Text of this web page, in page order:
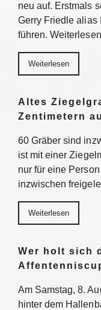
neu auf. Erstmals
Gerry Friedle alias
führen. Weiterlesen
Weiterlesen
Altes
Zentimetern
60 Gräber sind
ist mit einer
nur für eine
inzwischen
Weiterlesen
Wer holt sich
Am Samstag, 8.
hinter dem